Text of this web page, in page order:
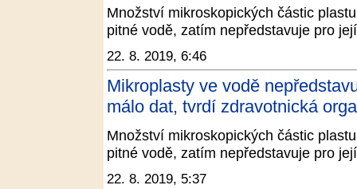
Množství mikroskopických částic
pitné vodě, zatím nepředstavuje pro
22. 8. 2019, 6:46
Mikroplasty ve vodě
málo dat, tvrdí zdravotnická
Množství mikroskopických částic
pitné vodě, zatím nepředstavuje pro
22. 8. 2019, 5:37